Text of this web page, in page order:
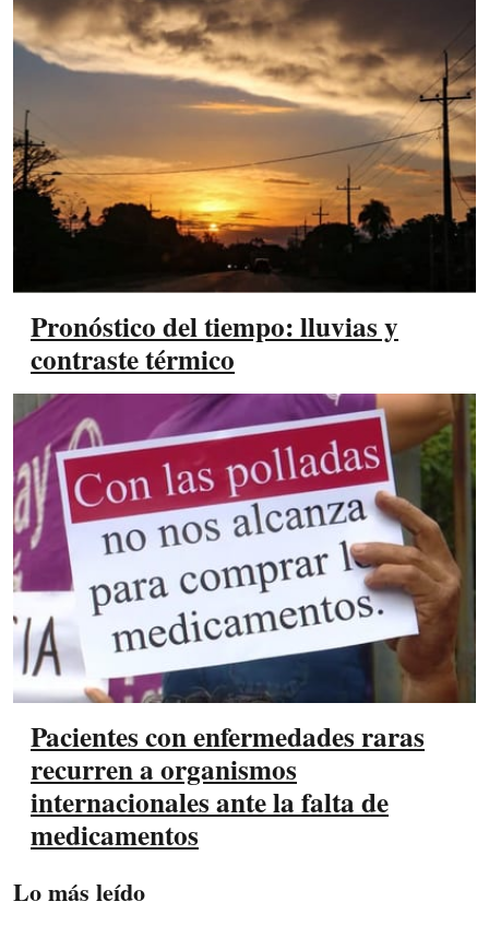
Pronóstico del tiempo: lluvias y
contraste térmico
Pacientes con enfermedades raras
recurren a organismos
internacionales ante la falta de
medicamentos
Lo más leído